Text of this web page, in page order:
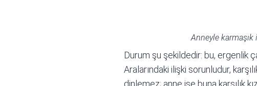
Anneyle
Durum şu şekildedir: bu, ergenlik
Aralarındaki ilişki sorunludur,
dinlemez; anne ise buna karşılık